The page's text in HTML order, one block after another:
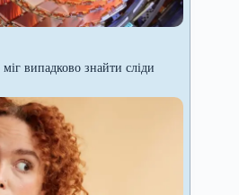
випадково знайти сліди